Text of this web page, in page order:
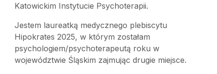
Katowickim Instytucie Psychoterapii.
Jestem laureatką medycznego plebiscytu
Hipokrates 2025, w którym zostałam
psychologiem/psychoterapeutą roku w
województwie Śląskim zajmując drugie miejsce.